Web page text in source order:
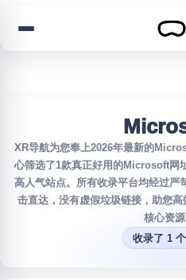
XR导航为您奉上2026年最新的
心筛选了1款真正好用的Microsoft网
高人气站点。所有收录平台均经过严
击直达，没有虚假垃圾链接，助您
核心资源
收录了 1